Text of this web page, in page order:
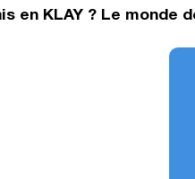
en KLAY ? Le